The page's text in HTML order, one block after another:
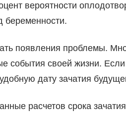
вероятности
беременности.
появления проблемы.
события своей жизни.
дату зачатия
расчетов срока